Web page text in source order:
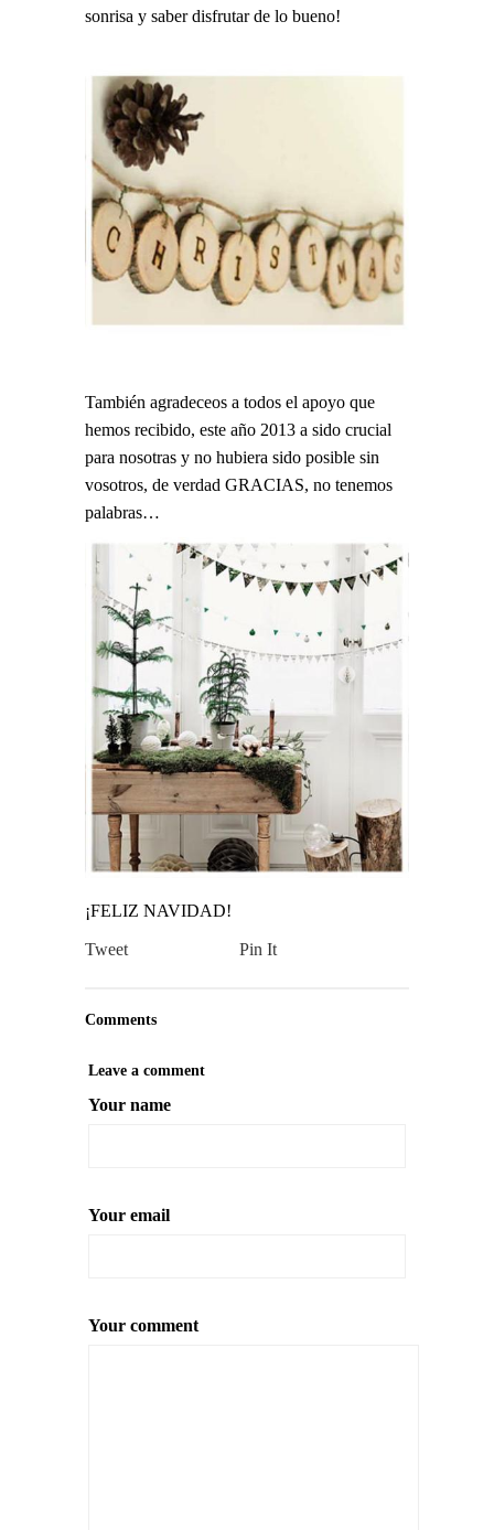
sonrisa y saber disfrutar de lo bueno!
También agradeceos a todos el apoyo que
hemos recibido, este año 2013 a sido crucial
para nosotras y no hubiera sido posible sin
vosotros, de verdad GRACIAS, no tenemos
palabras…
¡FELIZ NAVIDAD!
Tweet Pin It
Comments
Leave a comment
Your name
Your email
Your comment